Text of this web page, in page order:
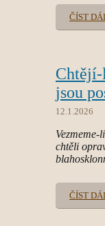
ČÍST
Chtějí-
jsou
12.1.2026
chtěli
ČÍST